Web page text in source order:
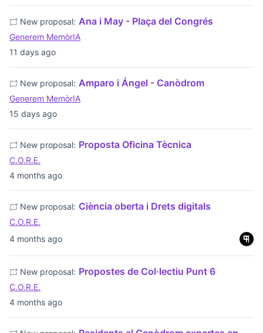
11 days ago
New proposal: Ana i May - Plaça del Congrés
Generem MemòrIA
15 days ago
New proposal: Amparo i Ángel - Canòdrom
Generem MemòrIA
4 months ago
New proposal: Proposta Oficina Tècnica
C.O.R.E.
4 months ago
New proposal: Ciència oberta i Drets digitals
C.O.R.E.
4 months ago
New proposal: Propostes de Col·lectiu Punt 6
C.O.R.E.